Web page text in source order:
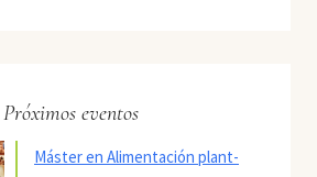
Próximos eventos
Máster en Alimentación plant-